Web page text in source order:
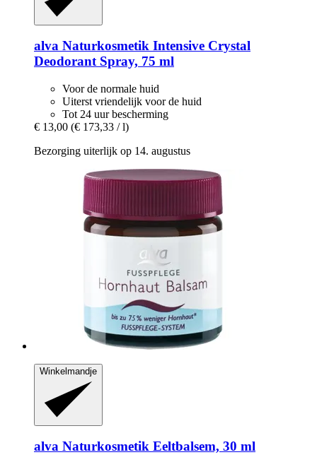
alva Naturkosmetik Intensive Crystal
Deodorant Spray, 75 ml
Voor de normale huid
Uiterst vriendelijk voor de huid
Tot 24 uur bescherming
€ 13,00 (€ 173,33 / l)
Bezorging uiterlijk op 14. augustus
Winkelmandje
alva Naturkosmetik Eeltbalsem, 30 ml